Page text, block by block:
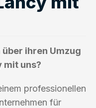
ihren Umzug
mit uns?
professionellen
für